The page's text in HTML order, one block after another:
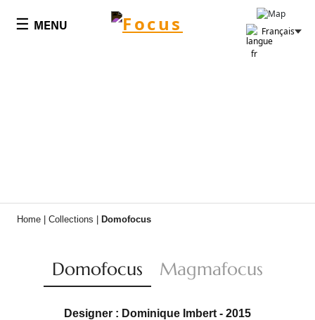
☰ MENU Français
Home Collections Domofocus
Domofocus Magmafocus
Designer : Dominique Imbert - 2015
Panneau de gestion des cookies